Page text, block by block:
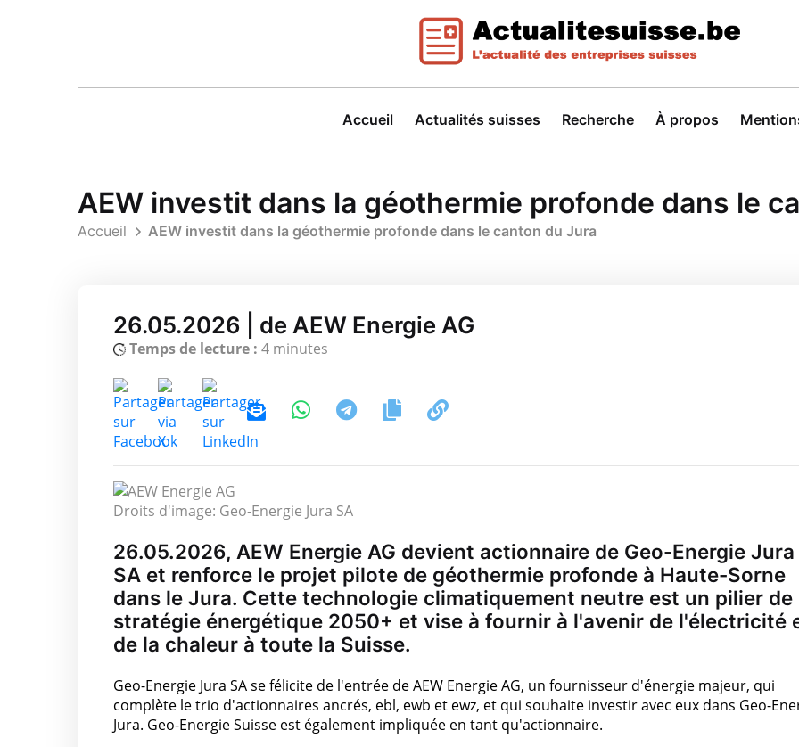
Accueil Actualités suisses Recherche À propos
AEW investit dans la géothermie profonde dans le
Accueil AEW investit dans la géothermie profonde dans le canton du Jura
26.05.2026 | de AEW Energie AG
Temps de lecture : 4 minutes
Droits d'image: Geo-Energie Jura SA
26.05.2026, AEW Energie AG devient actionnaire de Geo-Energie Jura
SA et renforce le projet pilote de géothermie profonde à Haute-Sorne
dans le Jura. Cette technologie climatiquement neutre est un pilier de
stratégie énergétique 2050+ et vise à fournir à l'avenir de l'électricité
de la chaleur à toute la Suisse.
Geo-Energie Jura SA se félicite de l'entrée de AEW Energie AG, un fournisseur d'énergie majeur, qui
complète le trio d'actionnaires ancrés, ebl, ewb et ewz, et qui souhaite investir avec eux dans Geo-
Jura. Geo-Energie Suisse est également impliquée en tant qu'actionnaire.